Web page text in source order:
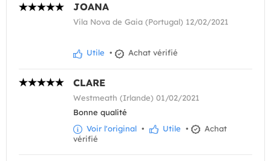
JOANA
Vila Nova de Gaia (Portugal) 12/02/2021
Utile • Achat vérifié
CLARE
Westmeath (Irlande) 01/02/2021
Bonne qualité
Voir l'original • Utile •
Achat
vérifié